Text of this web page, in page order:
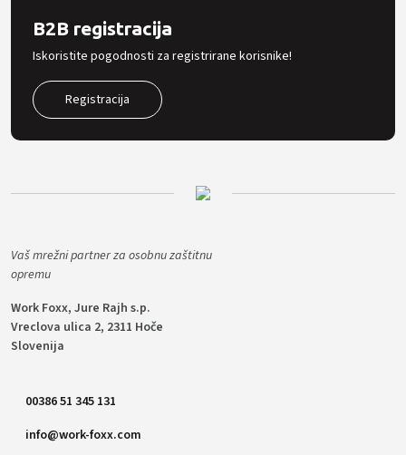
B2B registracija
Iskoristite pogodnosti za registrirane korisnike!
Registracija
Vaš mrežni partner za osobnu zaštitnu
opremu
Work Foxx, Jure Rajh s.p.
Vreclova ulica 2, 2311 Hoče
Slovenija
00386 51 345 131
info@work-foxx.com